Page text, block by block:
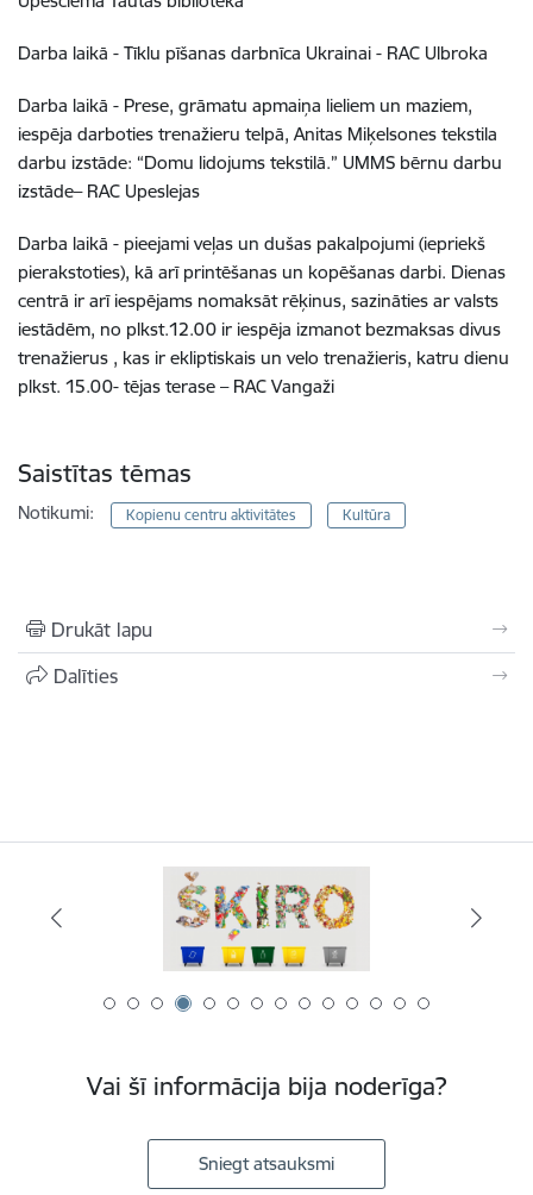
Darba laikā - Tīklu pīšanas darbnīca Ukrainai - RAC Ulbroka
Darba laikā - Prese, grāmatu apmaiņa lieliem un maziem,
iespēja darboties trenažieru telpā, Anitas Miķelsones tekstila
darbu izstāde: “Domu lidojums tekstilā.” UMMS bērnu darbu
izstāde– RAC Upeslejas
Darba laikā - pieejami veļas un dušas pakalpojumi (iepriekš
pierakstoties), kā arī printēšanas un kopēšanas darbi. Dienas
centrā ir arī iespējams nomaksāt rēķinus, sazināties ar valsts
iestādēm, no plkst.12.00 ir iespēja izmanot bezmaksas divus
trenažierus , kas ir ekliptiskais un velo trenažieris, katru dienu
plkst. 15.00- tējas terase – RAC Vangaži
Saistītas tēmas
Notikumi: Kopienu centru aktivitātes Kultūra
Drukāt lapu
Dalīties
Vai šī informācija bija noderīga?
Sniegt atsauksmi